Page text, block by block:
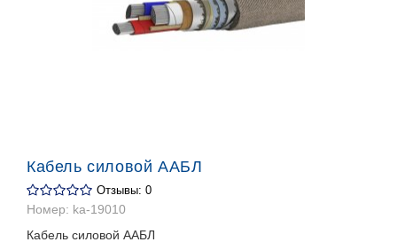
Кабель силовой ААБЛ
Отзывы: 0
Номер: ka-19010
Кабель силовой ААБЛ